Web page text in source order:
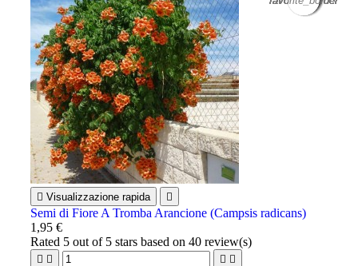
 Visualizzazione rapida 
Semi di Fiore A Tromba Arancione (Campsis radicans)
1,95 €
Rated 5 out of 5 stars based on40 review(s)
   